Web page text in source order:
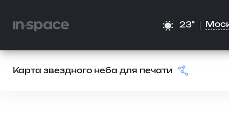
23°
Карта звездного неба для печати